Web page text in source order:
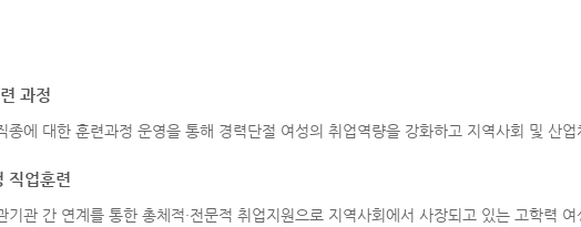
과정
종에 대한 훈련과정 운영을 통해 경력단절 여성의 취업역량을 강화하고 지역사회 및 산
직업훈련
기관 간 연계를 통한 총체적·전문적 취업지원으로 지역사회에서 사장되고 있는 고학력